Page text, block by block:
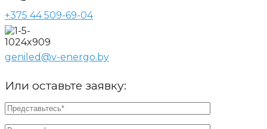
+375 44 509-69-04
geniled@v-energo.by
Или оставьте заявку: